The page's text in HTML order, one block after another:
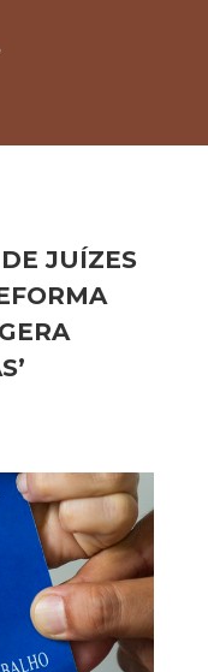
JUÍZES